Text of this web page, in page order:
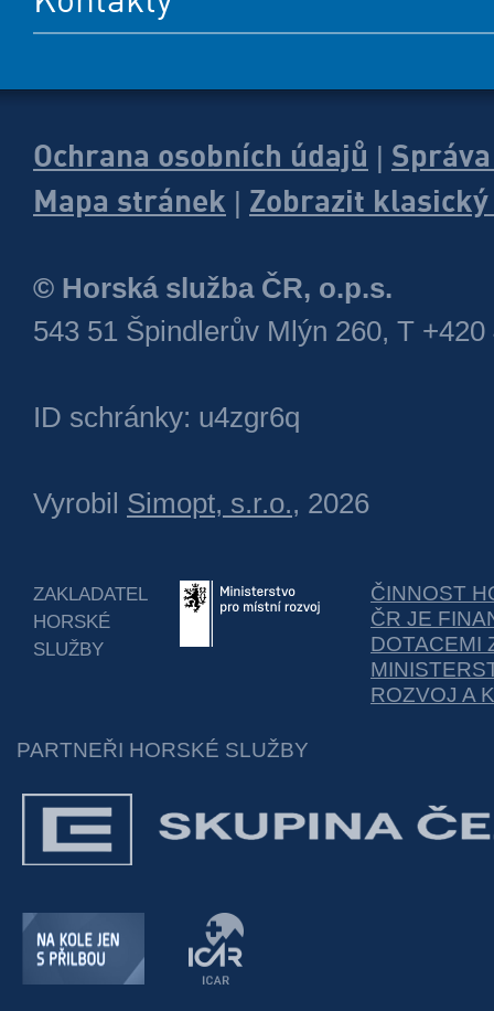
Ochrana osobních údajů
Mapa stránek
Zobrazit
© Horská služba ČR, o.p.s.
543 51 Špindlerův Mlýn 260, T +420
ID schránky: u4zgr6q
Vyrobil Simopt, s.r.o., 2026
ZAKLADATEL
HORSKÉ
SLUŽBY
ČINNOST
ČR JE
DOTACEMI
ROZVOJ A
PARTNEŘI HORSKÉ SLUŽBY